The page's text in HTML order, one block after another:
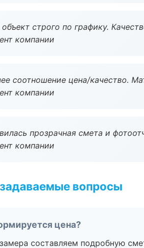
строго по графику.
компании
соотношение цена/качество.
компании
прозрачная смета и
компании
вопросы
цена?
составляем подробную